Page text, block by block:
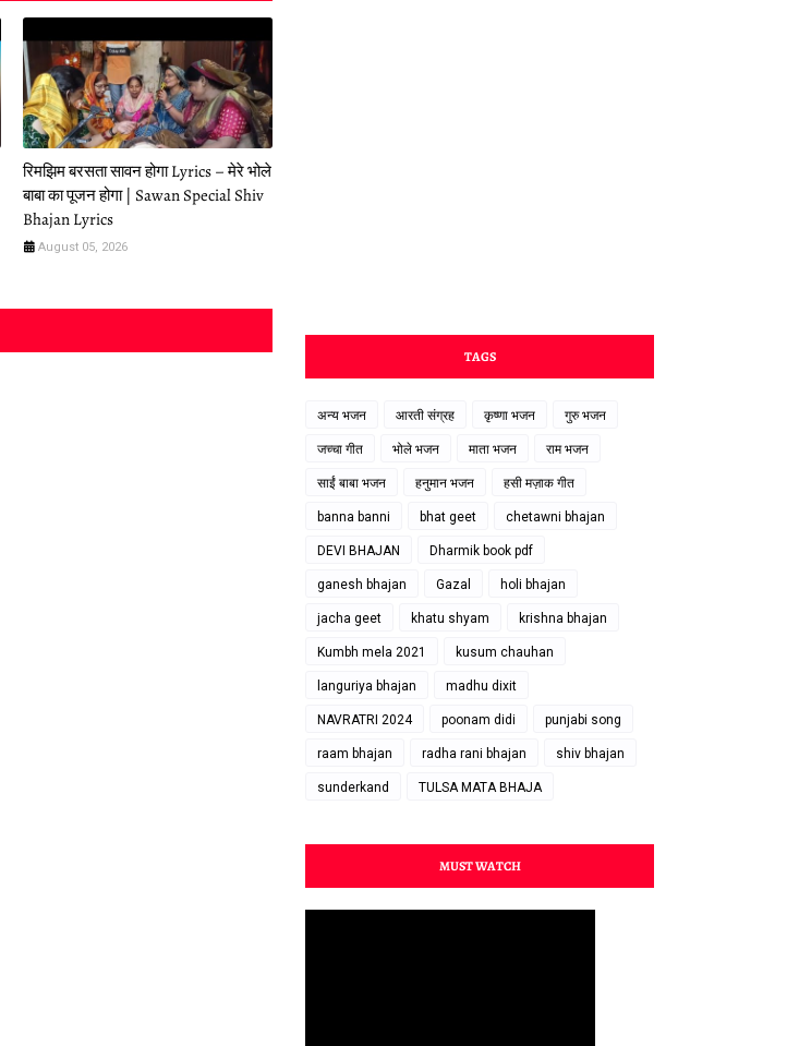
रिमझिम बरसता सावन होगा Lyrics – मेरे भोले
बाबा का पूजन होगा | Sawan Special Shiv
Bhajan Lyrics
August 05, 2026
TAGS
अन्य भजन आरती संग्रह कृष्णा भजन गुरु भजन
जच्चा गीत भोले भजन माता भजन राम भजन
साईं बाबा भजन हनुमान भजन हसी मज़ाक गीत
banna banni bhat geet chetawni bhajan
DEVI BHAJAN Dharmik book pdf
ganesh bhajan Gazal holi bhajan
jacha geet khatu shyam krishna bhajan
Kumbh mela 2021 kusum chauhan
languriya bhajan madhu dixit
NAVRATRI 2024 poonam didi punjabi song
raam bhajan radha rani bhajan shiv bhajan
sunderkand TULSA MATA BHAJA
MUST WATCH